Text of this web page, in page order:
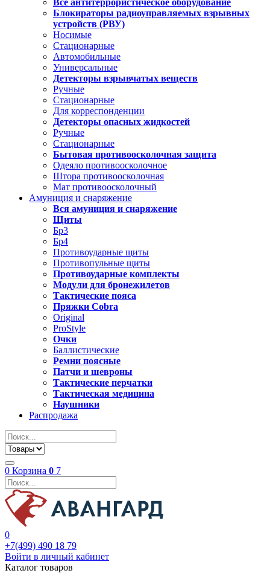
Все антитеррористическое оборудование
Блокираторы радиоуправляемых взрывных
устройств (РВУ)
Носимые
Стационарные
Автомобильные
Универсальные
Детекторы взрывчатых веществ
Ручные
Стационарные
Для корреспонденции
Детекторы опасных жидкостей
Ручные
Стационарные
Бытовая противоосколочная защита
Одеяло противоосколочное
Штора противоосколочная
Мат противоосколочный
Амуниция и снаряжение
Вся амуниция и снаряжение
Щиты
Бр3
Бр4
Противоударные щиты
Противопульные щиты
Противоударные комплекты
Модули для бронежилетов
Тактические пояса
Пряжки Cobra
Original
ProStyle
Очки
Баллистические
Ремни поясные
Патчи и шевроны
Тактические перчатки
Тактическая медицина
Наушники
Распродажа
0 Корзина 0 7
0
+7(499) 490 18 79
Войти в личный кабинет
Каталог товаров